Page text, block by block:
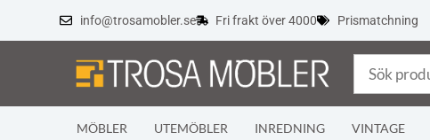
info@trosamobler.se Fri frakt över 4000 Prismatchning
MÖBLER UTEMÖBLER INREDNING VINTAGE